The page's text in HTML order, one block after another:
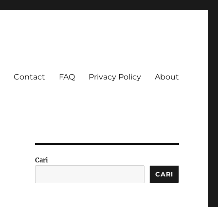
Contact FAQ Privacy Policy About
Cari
CARI